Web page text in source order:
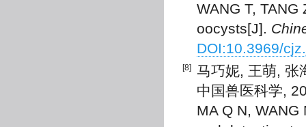
WANG T,
oocysts[J].
DOI:10.3969/
[8]
马巧妮, 王萌, 张
中国兽医科学,
MA Q N,